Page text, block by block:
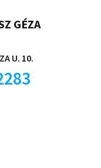
GÉZA
U. 10.